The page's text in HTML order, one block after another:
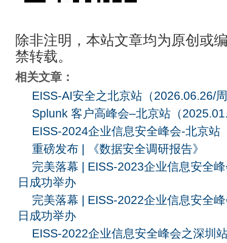
除非注明，本站文章均为原创或
禁转载。
相关文章：
EISS-AI安全之北京站（2026.06.26/
Splunk 客户高峰会–北京站（
EISS-2024企业信息安全峰会-北京站
重磅发布 | 《数据安全调研报告》
完美落幕 | EISS-2023企业信息安全
日成功举办
完美落幕 | EISS-2022企业信息安全
日成功举办
EISS-2022企业信息安全峰会之深圳